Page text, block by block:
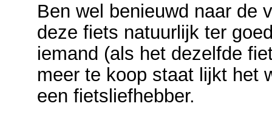
Ben wel benieuwd naar de
deze fiets natuurlijk ter
iemand (als het dezelfde
meer te koop staat lijkt het
een fietsliefhebber.